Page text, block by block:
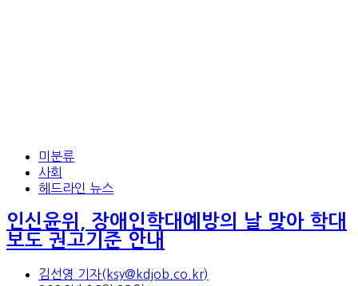
미분류
사회
헤드라인 뉴스
인신윤위, 장애인학대예방의 날 맞아 학대
보도 권고기준 안내
김선영 기자(ksy@kdjob.co.kr)